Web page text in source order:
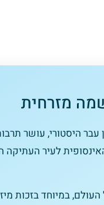
מזרחית
היסטורי, עושר
לעיר
במיוחד בזכות